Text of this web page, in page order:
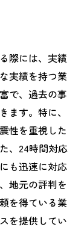
法
者選定
ーの活用
ビスの特徴
点と熊本
項
ンの立て方
対策
際には、実績
実績を持つ業
で、過去の事
す。特に、
性を重視した
、24時間対応
も迅速に対応
地元の評判を
を得ている業
を提供してい